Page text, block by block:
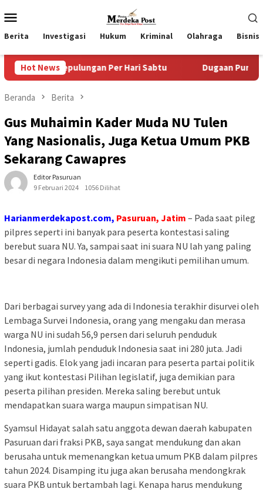
ke
kontenMobile
Berita Investigasi Hukum Kriminal Olahraga Bisnis
Hot NewsPer Hari Sabtu Dugaan Pungli SKAB di BPRD
Beranda Berita
Gus Muhaimin Kader Muda NU Tulen
Yang Nasionalis, Juga Ketua Umum PKB
Sekarang Cawapres
Editor Pasuruan
9 Februari 2024
1056 Dilihat
Harianmerdekapost.com, Pasuruan, Jatim – Pada saat pileg
pilpres seperti ini banyak para peserta kontestasi saling
berebut suara NU. Ya, sampai saat ini suara NU lah yang paling
besar di negara Indonesia dalam mengikuti pemilihan umum.
Dari berbagai survey yang ada di Indonesia terakhir disurvei oleh
Lembaga Survei Indonesia, orang yang mengaku dan merasa
warga NU ini sudah 56,9 persen dari seluruh penduduk
Indonesia, jumlah penduduk Indonesia saat ini 280 juta. Jadi
seperti gadis. Elok yang jadi incaran para peserta partai politik
yang ikut kontestasi Pilihan legislatif, juga demikian para
peserta pilihan presiden. Mereka saling berebut untuk
mendapatkan suara warga maupun simpatisan NU.
Syamsul Hidayat salah satu anggota dewan daerah kabupaten
Pasuruan dari fraksi PKB, saya sangat mendukung dan akan
berusaha untuk memenangkan ketua umum PKB dalam pilpres
tahun 2024. Disamping itu juga akan berusaha mendongkrak
suara PKB untuk bertambah lagi. Kenapa harus mendukung